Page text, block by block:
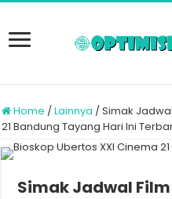
Home /Lainnya /Simak
21 Bandung Tayang Hari Ini
Simak Jadwal